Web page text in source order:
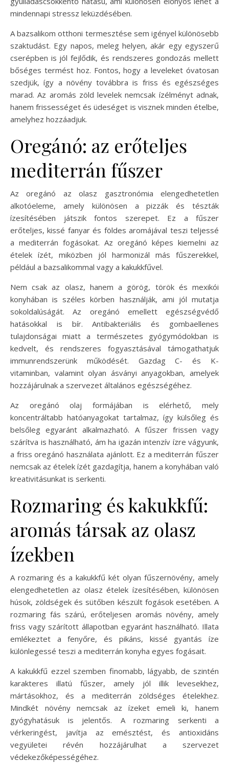
mindennapi stressz leküzdésében.
A bazsalikom otthoni termesztése sem igényel különösebb
szaktudást. Egy napos, meleg helyen, akár egy egyszerű
cserépben is jól fejlődik, és rendszeres gondozás mellett
bőséges termést hoz. Fontos, hogy a leveleket óvatosan
szedjük, így a növény továbbra is friss és egészséges
marad. Az aromás zöld levelek nemcsak ízélményt adnak,
hanem frissességet és üdeséget is visznek minden ételbe,
amelyhez hozzáadjuk.
Oregánó: az erőteljes
mediterrán fűszer
Az oregánó az olasz gasztronómia elengedhetetlen
alkotóeleme, amely különösen a pizzák és tészták
ízesítésében játszik fontos szerepet. Ez a fűszer
erőteljes, kissé fanyar és földes aromájával teszi teljessé
a mediterrán fogásokat. Az oregánó képes kiemelni az
ételek ízét, miközben jól harmonizál más fűszerekkel,
például a bazsalikommal vagy a kakukkfűvel.
Nem csak az olasz, hanem a görög, török és mexikói
konyhában is széles körben használják, ami jól mutatja
sokoldalúságát. Az oregánó emellett egészségvédő
hatásokkal is bír. Antibakteriális és gombaellenes
tulajdonságai miatt a természetes gyógymódokban is
kedvelt, és rendszeres fogyasztásával támogathatjuk
immunrendszerünk működését. Gazdag C- és K-
vitaminban, valamint olyan ásványi anyagokban, amelyek
hozzájárulnak a szervezet általános egészségéhez.
Az oregánó olaj formájában is elérhető, mely
koncentráltabb hatóanyagokat tartalmaz, így külsőleg és
belsőleg egyaránt alkalmazható. A fűszer frissen vagy
szárítva is használható, ám ha igazán intenzív ízre vágyunk,
a friss oregánó használata ajánlott. Ez a mediterrán fűszer
nemcsak az ételek ízét gazdagítja, hanem a konyhában való
kreativitásunkat is serkenti.
Rozmaring és kakukkfű:
aromás társak az olasz
ízekben
A rozmaring és a kakukkfű két olyan fűszernövény, amely
elengedhetetlen az olasz ételek ízesítésében, különösen
húsok, zöldségek és sütőben készült fogások esetében. A
rozmaring fás szárú, erőteljesen aromás növény, amely
friss vagy szárított állapotban egyaránt használható. Illata
emlékeztet a fenyőre, és pikáns, kissé gyantás íze
különlegessé teszi a mediterrán konyha egyes fogásait.
A kakukkfű ezzel szemben finomabb, lágyabb, de szintén
karakteres illatú fűszer, amely jól illik levesekhez,
mártásokhoz, és a mediterrán zöldséges ételekhez.
Mindkét növény nemcsak az ízeket emeli ki, hanem
gyógyhatásuk is jelentős. A rozmaring serkenti a
vérkeringést, javítja az emésztést, és antioxidáns
vegyületei révén hozzájárulhat a szervezet
védekezőképességéhez.